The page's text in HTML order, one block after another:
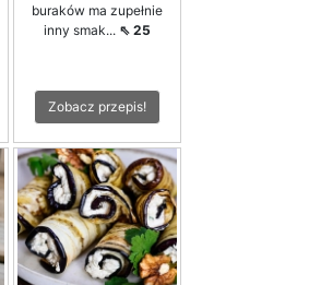
buraków ma zupełnie
inny smak... ⇖ 25
Zobacz przepis!